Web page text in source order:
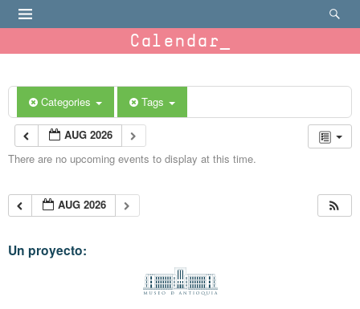
Calendar
Categories Tags
AUG 2026
There are no upcoming events to display at this time.
AUG 2026
Un proyecto: